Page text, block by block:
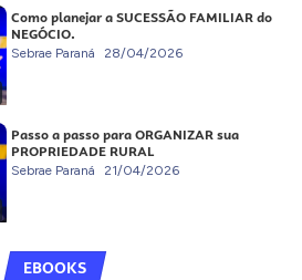
Como planejar a SUCESSÃO FAMILIAR do
NEGÓCIO.
Sebrae Paraná 28/04/2026
Passo a passo para ORGANIZAR sua
PROPRIEDADE RURAL
Sebrae Paraná 21/04/2026
EBOOKS